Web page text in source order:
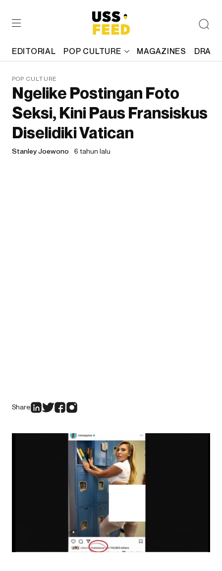
EDITORIAL POP CULTURE MAGAZINES
POP CULTURE
Ngelike Postingan Foto
Seksi, Kini Paus Fransiskus
Diselidiki Vatican
Stanley Joewono 6 tahun lalu
Share